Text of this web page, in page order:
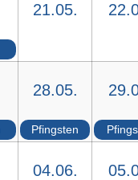
21.05.
28.05.
Pfingsten
04.06.